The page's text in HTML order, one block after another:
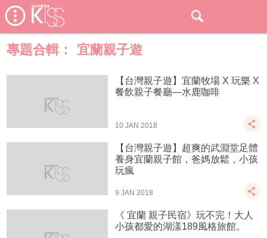
專題合輯： 宜蘭親子遊
【台灣親子遊】宜蘭牧場 X 玩樂 X
餐飲親子餐廳—水鹿咖啡
10 JAN 2018
【台灣親子遊】超爽的武淵堂足體
養身宜蘭親子館，爸媽放鬆，小孩
玩瘋
9 JAN 2018
《 宜蘭 親子民宿》玩不完！大人
小孩都愛的湖漾189風格旅館。